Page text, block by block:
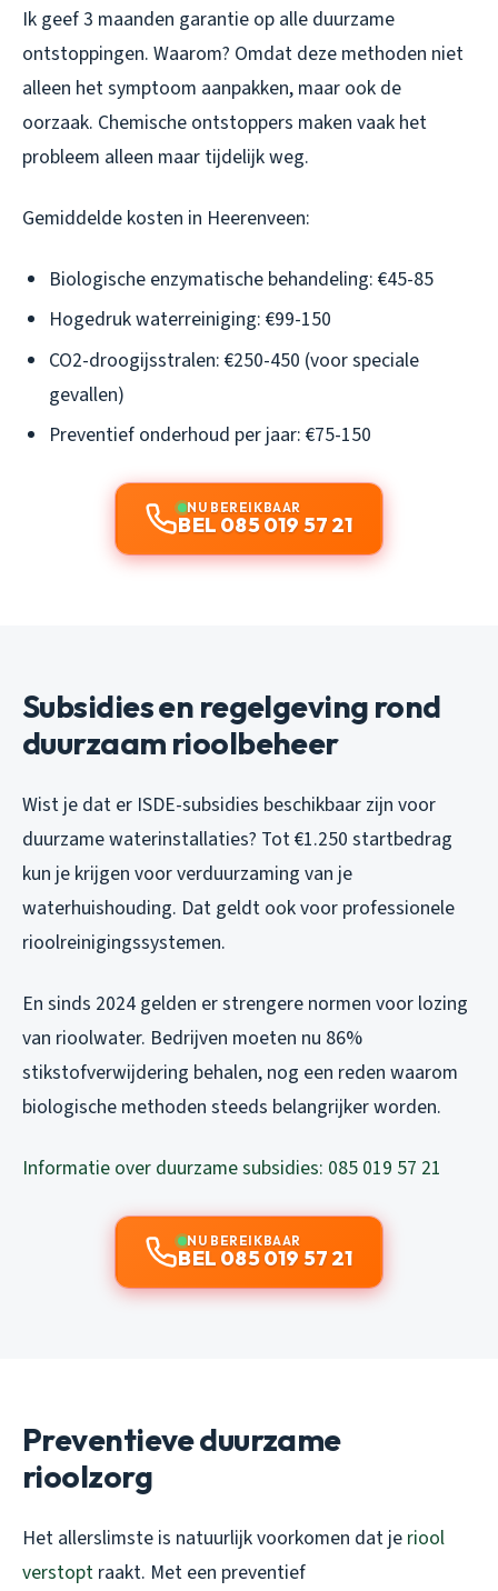
Ik geef 3 maanden garantie op alle duurzame
ontstoppingen. Waarom? Omdat deze methoden niet
alleen het symptoom aanpakken, maar ook de
oorzaak. Chemische ontstoppers maken vaak het
probleem alleen maar tijdelijk weg.
Gemiddelde kosten in Heerenveen:
Biologische enzymatische behandeling: €45-85
Hogedruk waterreiniging: €99-150
CO2-droogijsstralen: €250-450 (voor speciale
gevallen)
Preventief onderhoud per jaar: €75-150
NU BEREIKBAAR
BEL 085 019 57 21
Subsidies en regelgeving rond
duurzaam rioolbeheer
Wist je dat er ISDE-subsidies beschikbaar zijn voor
duurzame waterinstallaties? Tot €1.250 startbedrag
kun je krijgen voor verduurzaming van je
waterhuishouding. Dat geldt ook voor professionele
rioolreinigingssystemen.
En sinds 2024 gelden er strengere normen voor lozing
van rioolwater. Bedrijven moeten nu 86%
stikstofverwijdering behalen, nog een reden waarom
biologische methoden steeds belangrijker worden.
Informatie over duurzame subsidies: 085 019 57 21
NU BEREIKBAAR
BEL 085 019 57 21
Preventieve duurzame
rioolzorg
Het allerslimste is natuurlijk voorkomen dat je riool
verstopt raakt. Met een preventief